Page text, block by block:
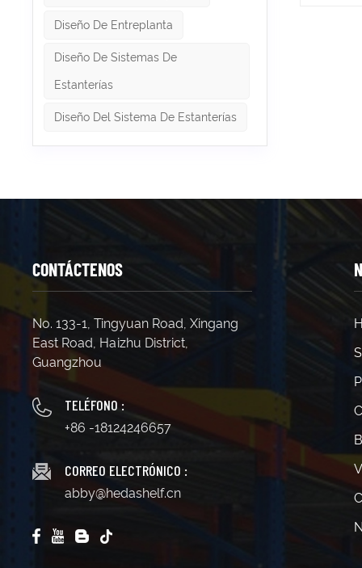
ahora
1000
con
plazos
¿Qué
carga,
de
Diseño De Entreplanta
Diseño De Sistemas De
Estanterías
Diseño Del Sistema De Estanterías
CONTÁCTENOS
No. 133-1, Tingyuan Road, Xingang
East Road, Haizhu District,
Guangzhou
TELÉFONO :
+86 -18124246657
CORREO ELECTRÓNICO :
abby@hedashelf.cn